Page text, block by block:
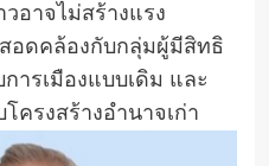
อาจไม่สร้างแรง
อดคล้องกับกลุ่มผู้มีสิทธิ
ารเมืองแบบเดิม และ
ครงสร้างอำนาจเก่า